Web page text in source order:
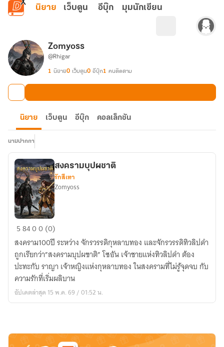
ข้ามไปยังเนื้อหาหลัก
นิยาย เว็บตูน อีบุ๊ก มุมนักเขียน
Zomyoss
@Rhigar
1 นิยาย0 เว็บตูน0 อีบุ๊ก1 คนติดตาม
นิยาย เว็บตูน อีบุ๊ก คอลเล็กชัน
นามปากกา
สงคราม
สงครามบุปผชาติ
รักสีเทา
Zomyoss
58400 (0)
สงคราม100ปี ระหว่าง จักรวรรดิกุหลาบทอง และจักรวรรดิทิวลิปดำ
ถูกเรียกว่า”สงครามบุปผชาติ” โซอัน เจ้าชายแห่งทิวลิปดำ ต้อง
ปะทะกับ ราญา เจ้าหญิงแห่งกุหลาบทอง ในสงครามที่ไม่รู้จุดจบ กับ
ความรักที่เริ่มผลิบาน
อัปเดตล่าสุด 15 พ.ค. 69 / 01:52 น.